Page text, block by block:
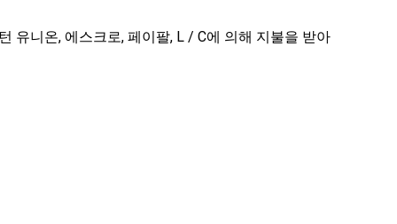
유니온, 에스크로, 페이팔, L / C에 의해 지불을 받아